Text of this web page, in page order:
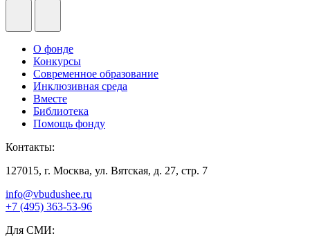
О фонде
Конкурсы
Современное образование
Инклюзивная среда
Вместе
Библиотека
Помощь фонду
Контакты:
127015, г. Москва, ул. Вятская, д. 27, стр. 7
info@vbudushee.ru
+7 (495) 363-53-96
Для СМИ: